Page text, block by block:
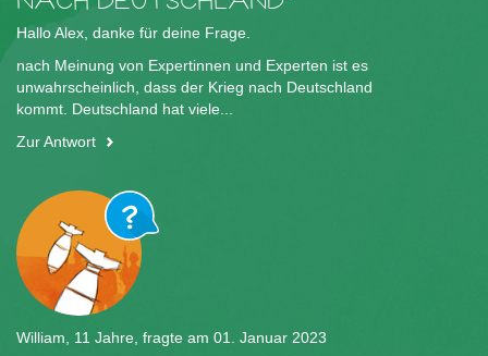
Hallo Alex, danke für deine Frage.
nach Meinung von Expertinnen und Experten ist es
unwahrscheinlich, dass der Krieg nach Deutschland
kommt. Deutschland hat viele...
Zur Antwort
William, 11 Jahre, fragte am 01. Januar 2023